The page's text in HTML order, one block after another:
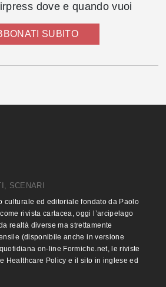
dove e quando vuoi
SUBITO
SCENARI
culturale ed editoriale fondato da Paolo
rivista cartacea, oggi l’arcipelago
realtà diverse ma strettamente
(disponibile anche in versione
on-line Formiche.net, le riviste
Healthcare Policy e il sito in inglese ed